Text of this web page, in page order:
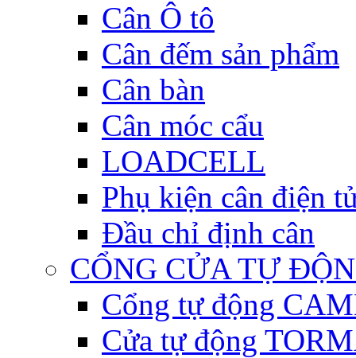
Cân Ô tô
Cân đếm sản phẩm
Cân bàn
Cân móc cẩu
LOADCELL
Phụ kiện cân điện
Đầu chỉ định cân
CỔNG CỬA TỰ
Cổng tự động
Cửa tự động